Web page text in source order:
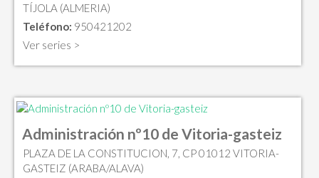
TÍJOLA (ALMERIA)
Teléfono: 950421202
Ver series >
Administración nº10 de Vitoria-gasteiz
PLAZA DE LA CONSTITUCION, 7, CP 01012 VITORIA-
GASTEIZ (ARABA/ALAVA)